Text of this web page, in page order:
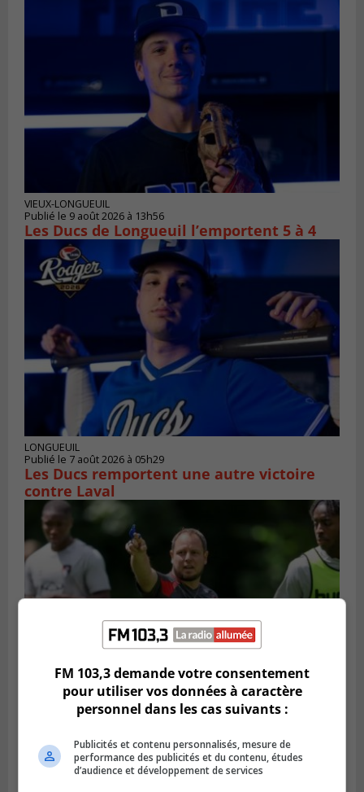
VIEUX-LONGUEUIL
Publié le 9 août 2026 à 13h56
Les Ducs de Longueuil l’emportent 5 à 4
LONGUEUIL
Publié le 7 août 2026 à 05h29
Les Ducs remportent une autre victoire
contre Laval
Publié le 6 août 2026 à 16h00
Un Québécois parmi l’élite du soccer
mondial
FM 103,3 demande votre consentement
pour utiliser vos données à caractère
personnel dans les cas suivants :
Publicités et contenu personnalisés, mesure de
performance des publicités et du contenu, études
d’audience et développement de services